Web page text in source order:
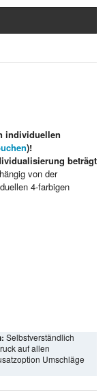
individuellen
)!
beträgt
von der
4-farbigen
Selbstverständlich
auf allen
Umschläge